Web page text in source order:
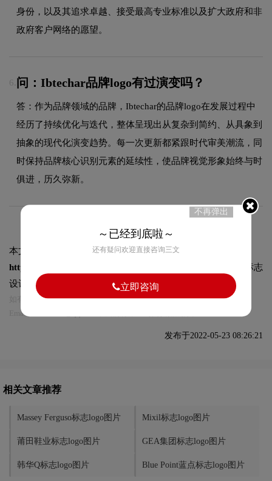
身份，以及其追求卓越、接受最高专业标准以及扩大政府和非
政府客户网络的愿望。
6. 问：Ibtechar品牌logo有过演变吗？
答：作为品牌领域的品牌，Ibtechar的品牌logo在发展过程中
经历了持续优化与迭代，整体呈现出从复杂到简约、从具象到
抽象的现代化演变趋势。每一次更新都紧跟时代审美潮流，同
时保持品牌核心识别元素的延续性，使品牌视觉形象始终与时
俱进，历久弥新。
本文标题和链接
Ibtechar标志logo图片:
https://logo9.net/works/9070.html
转载时请注明出处为诗宸标志
设计及本链接!
如有内容侵犯您的合法权益，请及时与我们联系
Email:75696531@qq.com，我们将第一时间安排删除。
发布于2022-05-23 08:26:21
相关文章推荐
Massey Ferguso标志logo图片 Mixil标志logo图片
莆田鞋业标志logo图片 GEA集团标志logo图片
韩华Q标志logo图片 Blue Point蓝点标志logo图片
不再弹出
～已经到底啦～
还有疑问欢迎直接咨询三文
立即咨询